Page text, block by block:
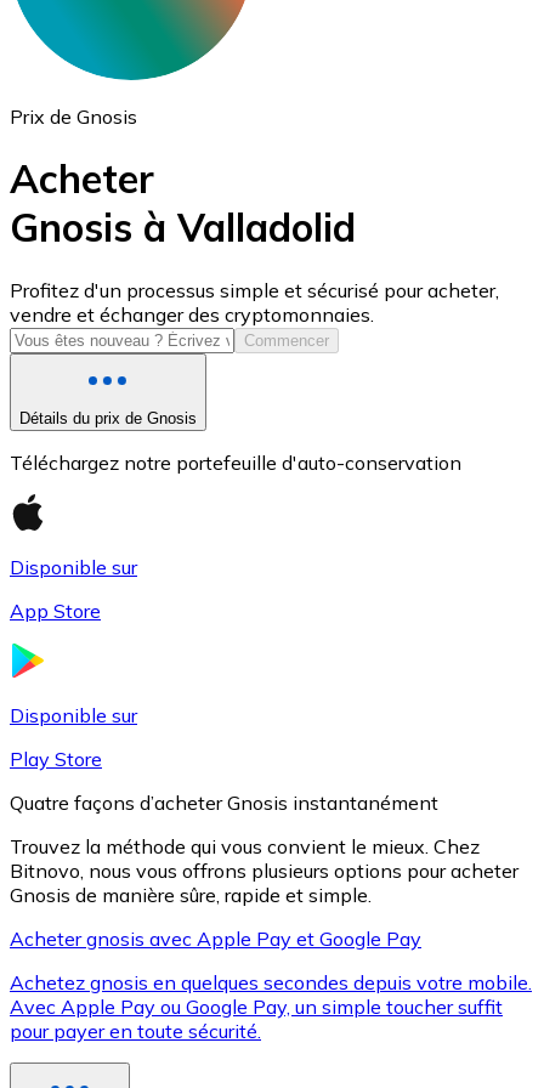
USD Coin
USDC
XRP
XRP
Prix de Gnosis
Acheter
Gnosis à Valladolid
Profitez d'un processus simple et sécurisé pour acheter,
vendre et échanger des cryptomonnaies.
Commencer
Détails du prix de Gnosis
Téléchargez notre portefeuille d'auto-conservation
Disponible sur
App Store
Disponible sur
Play Store
Quatre façons d’acheter Gnosis instantanément
Trouvez la méthode qui vous convient le mieux. Chez
Bitnovo, nous vous offrons plusieurs options pour acheter
Gnosis de manière sûre, rapide et simple.
Acheter gnosis avec Apple Pay et Google Pay
Achetez gnosis en quelques secondes depuis votre mobile.
Avec Apple Pay ou Google Pay, un simple toucher suffit
pour payer en toute sécurité.